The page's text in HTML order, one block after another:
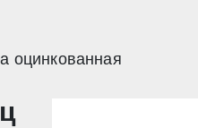
оцинкованная